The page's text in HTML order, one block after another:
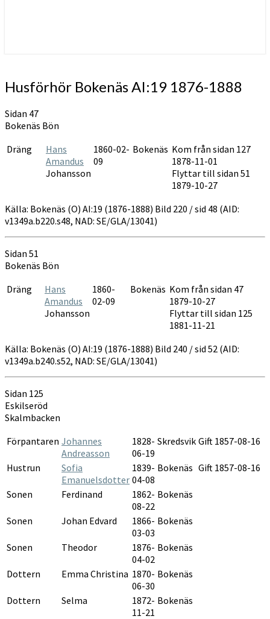
Husförhör
Bokenäs
1876-
1888
Husförhör Bokenäs AI:19 1876-1888
Sidan 47
Bokenäs Bön
Dräng
Hans
Amandus
Johansson
1860-02-
09
Bokenäs Kom från sidan 127
1878-11-01
Flyttar till sidan 51
1879-10-27
Källa: Bokenäs (O) AI:19 (1876-1888) Bild 220 / sid 48 (AID:
v1349a.b220.s48, NAD: SE/GLA/13041)
Sidan 51
Bokenäs Bön
Dräng
Hans
Amandus
Johansson
1860-
02-09
Bokenäs Kom från sidan 47
1879-10-27
Flyttar till sidan 125
1881-11-21
Källa: Bokenäs (O) AI:19 (1876-1888) Bild 240 / sid 52 (AID:
v1349a.b240.s52, NAD: SE/GLA/13041)
Sidan 125
Eskilseröd
Skalmbacken
Förpantaren Johannes
Andreasson
1828-
06-19
Skredsvik Gift 1857-08-16
Hustrun
Sofia
Emanuelsdotter
1839-
04-08
Bokenäs Gift 1857-08-16
Sonen Ferdinand
1862-
08-22
Bokenäs
Sonen Johan Edvard
1866-
03-03
Bokenäs
Sonen Theodor
1876-
04-02
Bokenäs
Dottern Emma Christina 1870-
06-30
Bokenäs
Dottern Selma
1872-
11-21
Bokenäs